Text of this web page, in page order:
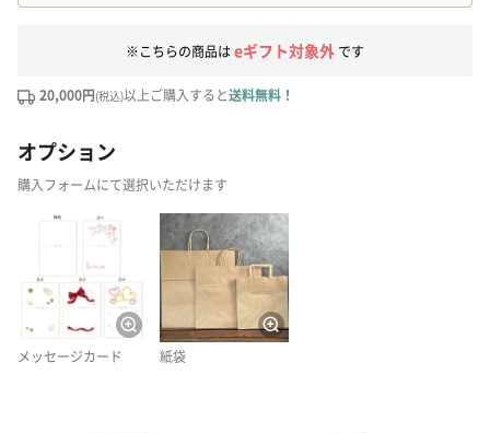
※こちらの商品はeギフト対象外 です
20,000円(税込)以上ご購入すると送料無料！
オプション
購入フォームにて選択いただけます
メッセージカード 紙袋